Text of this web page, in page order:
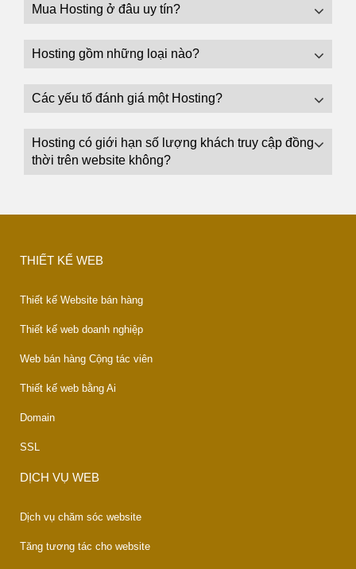
Mua Hosting ở đâu uy tín?
Hosting gồm những loại nào?
Các yếu tố đánh giá một Hosting?
Hosting có giới hạn số lượng khách truy cập đồng
thời trên website không?
THIẾT KẾ WEB
Thiết kế Website bán hàng
Thiết kế web doanh nghiệp
Web bán hàng Cộng tác viên
Thiết kế web bằng Ai
Domain
SSL
DỊCH VỤ WEB
Dịch vụ chăm sóc website
Tăng tương tác cho website